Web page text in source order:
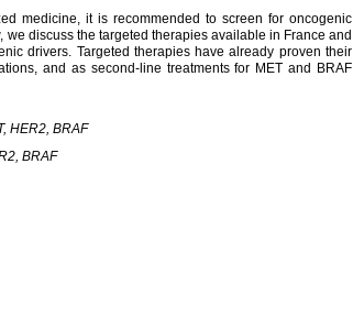
medicine, it is recommended to screen for oncogenic
discuss the targeted therapies available in France and
drivers. Targeted therapies have already proven their
and as second-line treatments for MET and BRAF
HER2, BRAF
BRAF